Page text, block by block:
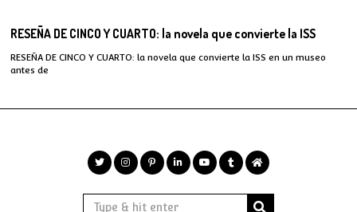
RESEÑA DE CINCO Y CUARTO: la novela que convierte la ISS
RESEÑA DE CINCO Y CUARTO: la novela que convierte la ISS en un museo
antes de